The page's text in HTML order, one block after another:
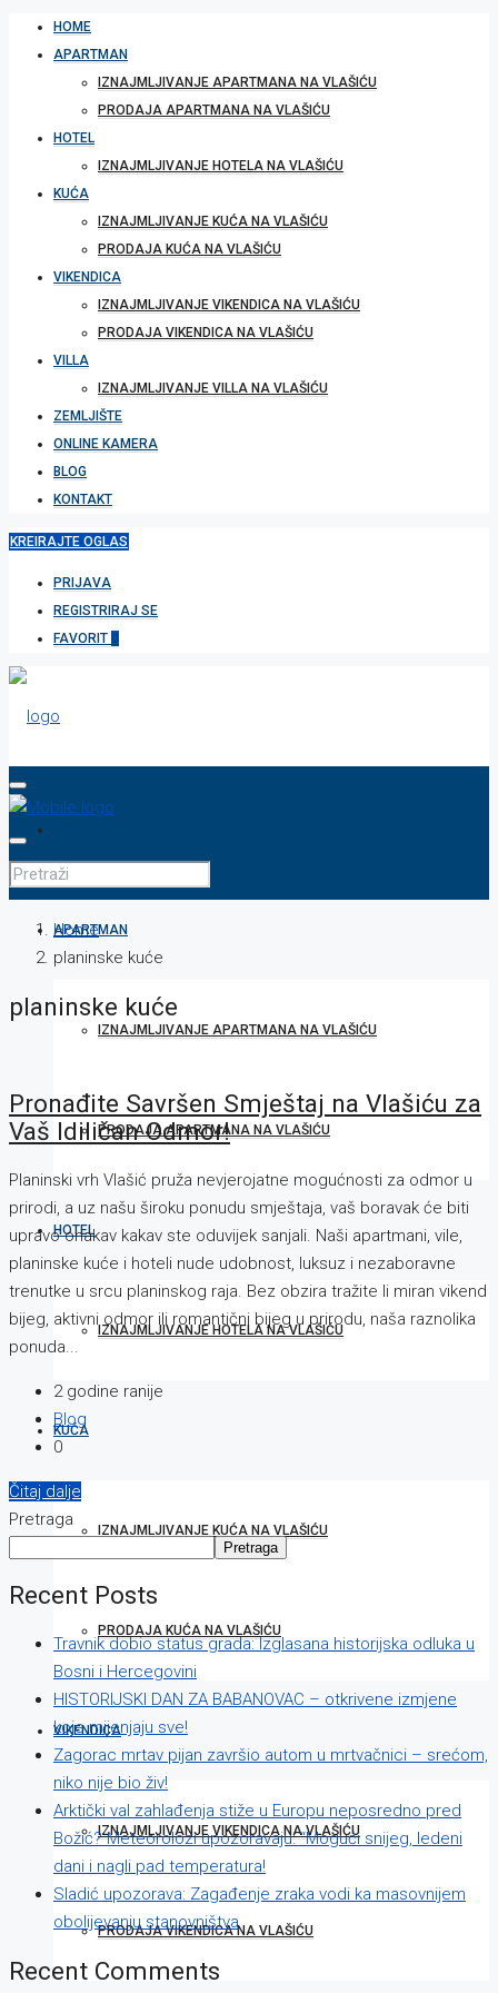
HOME
APARTMAN
IZNAJMLJIVANJE APARTMANA NA VLAŠIĆU
PRODAJA APARTMANA NA VLAŠIĆU
HOTEL
IZNAJMLJIVANJE HOTELA NA VLAŠIĆU
KUĆA
IZNAJMLJIVANJE KUĆA NA VLAŠIĆU
PRODAJA KUĆA NA VLAŠIĆU
VIKENDICA
IZNAJMLJIVANJE VIKENDICA NA VLAŠIĆU
PRODAJA VIKENDICA NA VLAŠIĆU
VILLA
IZNAJMLJIVANJE VILLA NA VLAŠIĆU
ZEMLJIŠTE
ONLINE KAMERA
BLOG
KONTAKT
KREIRAJTE OGLAS
PRIJAVA
REGISTRIRAJ SE
FAVORIT 0
APARTMAN
IZNAJMLJIVANJE APARTMANA NA VLAŠIĆU
PRODAJA APARTMANA NA VLAŠIĆU
HOTEL
IZNAJMLJIVANJE HOTELA NA VLAŠIĆU
KUĆA
IZNAJMLJIVANJE KUĆA NA VLAŠIĆU
PRODAJA KUĆA NA VLAŠIĆU
VIKENDICA
IZNAJMLJIVANJE VIKENDICA NA VLAŠIĆU
PRODAJA VIKENDICA NA VLAŠIĆU
Home
planinske kuće
planinske kuće
Pronađite Savršen Smještaj na Vlašiću za
Vaš Idiličan Odmor!
Planinski vrh Vlašić pruža nevjerojatne mogućnosti za odmor u
prirodi, a uz našu široku ponudu smještaja, vaš boravak će biti
upravo onakav kakav ste oduvijek sanjali. Naši apartmani, vile,
planinske kuće i hoteli nude udobnost, luksuz i nezaboravne
trenutke u srcu planinskog raja. Bez obzira tražite li miran vikend
bijeg, aktivni odmor ili romantični bijeg u prirodu, naša raznolika
ponuda...
2 godine ranije
Blog
0
Čitaj dalje
Pretraga
Pretraga
Recent Posts
Travnik dobio status grada: Izglasana historijska odluka u
Bosni i Hercegovini
HISTORIJSKI DAN ZA BABANOVAC – otkrivene izmjene
koje mijenjaju sve!
Zagorac mrtav pijan završio autom u mrtvačnici – srećom,
niko nije bio živ!
Arktički val zahlađenja stiže u Europu neposredno pred
Božić? Meteorolozi upozoravaju: “Mogući snijeg, ledeni
dani i nagli pad temperatura!
Sladić upozorava: Zagađenje zraka vodi ka masovnijem
obolijevanju stanovništva
Recent Comments